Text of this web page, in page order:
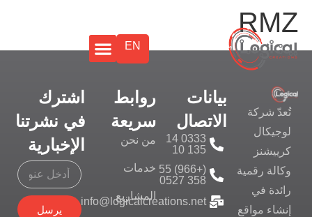
EN
RMZ
تُعدّ شركة
لوجيكال
كرييشنز
وكالة رقمية
رائدة في
إنشاء مواقع
بيانات
الاتصال
0333 14
135 10
(+966) 55
358 0527
info@logicalcreations.net
روابط
سريعة
من نحن
خدمات
المشاريع
اشترك
في نشرتنا
الإخبارية
يرسل